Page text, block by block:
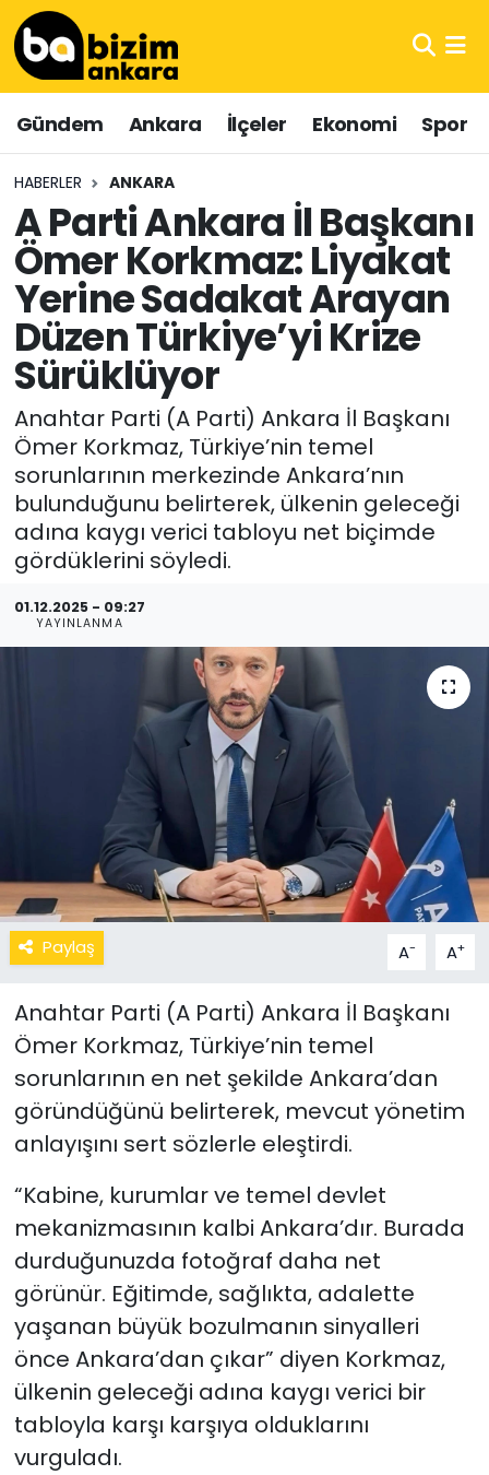
Gündem Ankara İlçeler Ekonomi Spor
HABERLER ANKARA
A Parti Ankara İl Başkanı
Ömer Korkmaz: Liyakat
Yerine Sadakat Arayan
Düzen Türkiye’yi Krize
Sürüklüyor
Anahtar Parti (A Parti) Ankara İl Başkanı
Ömer Korkmaz, Türkiye’nin temel
sorunlarının merkezinde Ankara’nın
bulunduğunu belirterek, ülkenin geleceği
adına kaygı verici tabloyu net biçimde
gördüklerini söyledi.
01.12.2025 - 09:27
YAYINLANMA
Paylaş A- A+
Anahtar Parti (A Parti) Ankara İl Başkanı
Ömer Korkmaz, Türkiye’nin temel
sorunlarının en net şekilde Ankara’dan
göründüğünü belirterek, mevcut yönetim
anlayışını sert sözlerle eleştirdi.
“Kabine, kurumlar ve temel devlet
mekanizmasının kalbi Ankara’dır. Burada
durduğunuzda fotoğraf daha net
görünür. Eğitimde, sağlıkta, adalette
yaşanan büyük bozulmanın sinyalleri
önce Ankara’dan çıkar” diyen Korkmaz,
ülkenin geleceği adına kaygı verici bir
tabloyla karşı karşıya olduklarını
vurguladı.
Hava Durumu
Trafik Durumu
Süper Lig Puan Durumu ve Fikstür
Tüm Manşetler
Son Dakika Haberleri
Haber Arşivi